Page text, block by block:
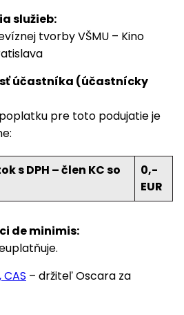
služieb:
tvorby VŠMU – Kino
účastníka (účastnícky
pre toto podujatie je
s DPH – člen KC so
0,-
EUR
de minimis:
– držiteľ Oscara za